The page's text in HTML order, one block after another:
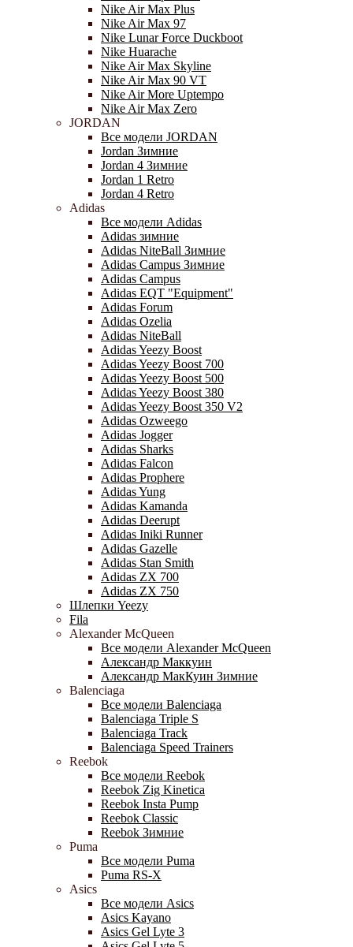
Nike Air Max Plus
Nike Air Max 97
Nike Lunar Force Duckboot
Nike Huarache
Nike Air Max Skyline
Nike Air Max 90 VT
Nike Air More Uptempo
Nike Air Max Zero
JORDAN
Все модели JORDAN
Jordan Зимние
Jordan 4 Зимние
Jordan 1 Retro
Jordan 4 Retro
Adidas
Все модели Adidas
Adidas зимние
Adidas NiteBall Зимние
Adidas Campus Зимние
Adidas Campus
Adidas EQT "Equipment"
Adidas Forum
Adidas Ozelia
Adidas NiteBall
Adidas Yeezy Boost
Adidas Yeezy Boost 700
Adidas Yeezy Boost 500
Adidas Yeezy Boost 380
Adidas Yeezy Boost 350 V2
Adidas Ozweego
Adidas Jogger
Adidas Sharks
Adidas Falcon
Adidas Prophere
Adidas Yung
Adidas Kamanda
Adidas Deerupt
Adidas Iniki Runner
Adidas Gazelle
Adidas Stan Smith
Adidas ZX 700
Adidas ZX 750
Шлепки Yeezy
Fila
Alexander McQueen
Все модели Alexander McQueen
Александр Маккуин
Александр МакКуин Зимние
Balenciaga
Все модели Balenciaga
Balenciaga Triple S
Balenciaga Track
Balenciaga Speed Trainers
Reebok
Все модели Reebok
Reebok Zig Kinetica
Reebok Insta Pump
Reebok Classic
Reebok Зимние
Puma
Все модели Puma
Puma RS-X
Asics
Все модели Asics
Asics Kayano
Asics Gel Lyte 3